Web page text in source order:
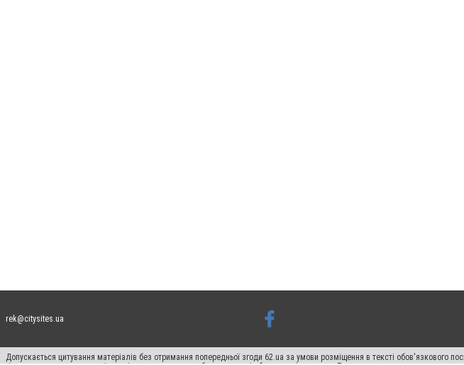
rek@citysites.ua
Допускається цитування матеріалів без отримання попередньої згоди 62.ua за умови розміщення в тексті